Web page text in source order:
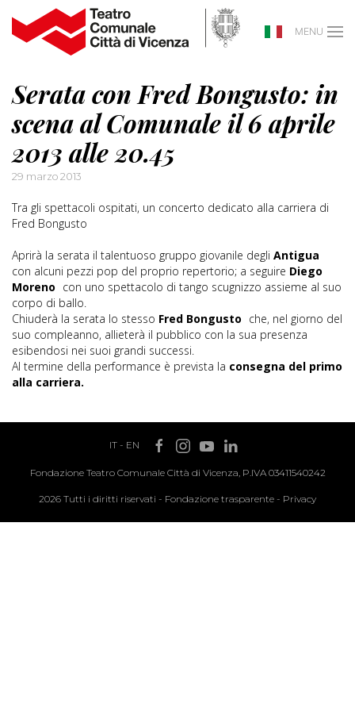
MENU
Serata con Fred Bongusto: in
scena al Comunale il 6 aprile
2013 alle 20.45
29 marzo 2013
Tra gli spettacoli ospitati, un concerto dedicato alla carriera di
Fred Bongusto
Aprirà la serata il talentuoso gruppo giovanile degli Antigua
con alcuni pezzi pop del proprio repertorio; a seguire Diego
Moreno con uno spettacolo di tango scugnizzo assieme al suo
corpo di ballo.
Chiuderà la serata lo stesso Fred Bongusto che, nel giorno del
suo compleanno, allieterà il pubblico con la sua presenza
esibendosi nei suoi grandi successi.
Al termine della performance è prevista la consegna del primo
alla carriera.
IT- EN
Fondazione Teatro Comunale Città di Vicenza, P.IVA 03411540242
2026 Tutti i diritti riservati - Fondazione trasparente - Privacy